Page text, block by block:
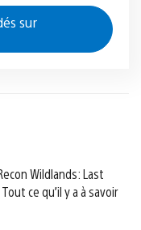
sur
Wildlands: Last
ce qu’il y a à savoir